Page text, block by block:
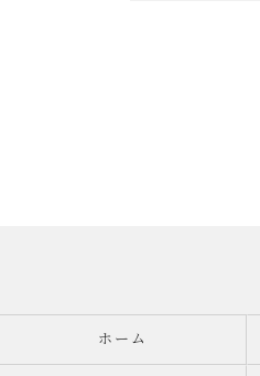
ホーム